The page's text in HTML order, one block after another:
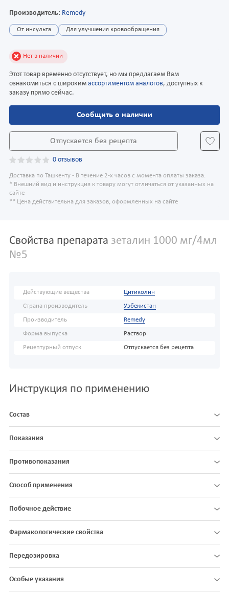
Производитель: Remedy
От инсульта Для улучшения кровообращения
Нет в наличии
Этот товар временно отсутствует, но мы предлагаем Вам
ознакомиться с широким ассортиментом аналогов, доступных к
заказу прямо сейчас.
Сообщить о наличии
Отпускается без рецепта
0 отзывов
Доставка по Ташкенту - В течение 2-х часов с момента оплаты заказа.
* Внешний вид и инструкция к товару могут отличаться от указанных на
сайте
** Цена действительна для заказов, оформленных на сайте
Свойства препарата зеталин 1000 мг/4мл
№5
Действующие вещества Цитиколин
Страна производитель Узбекистан
Производитель Remedy
Форма выпуска Раствор
Рецептурный отпуск Отпускается без рецепта
Инструкция по применению
Состав
Показания
Противопоказания
Способ применения
Побочное действие
Фармакологические свойства
Передозировка
Особые указания